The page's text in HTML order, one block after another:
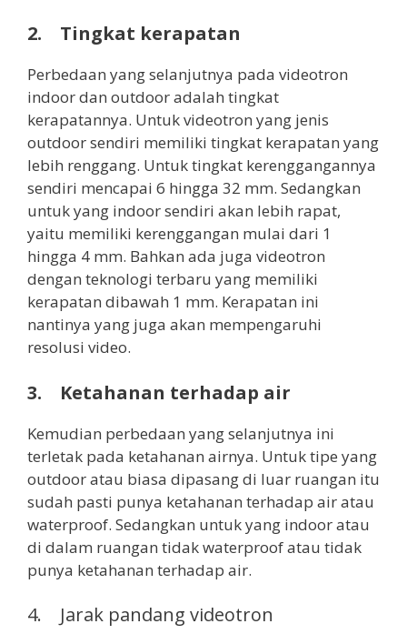
2. Tingkat kerapatan
Perbedaan yang selanjutnya pada videotron
indoor dan outdoor adalah tingkat
kerapatannya. Untuk videotron yang jenis
outdoor sendiri memiliki tingkat kerapatan yang
lebih renggang. Untuk tingkat kerenggangannya
sendiri mencapai 6 hingga 32 mm. Sedangkan
untuk yang indoor sendiri akan lebih rapat,
yaitu memiliki kerenggangan mulai dari 1
hingga 4 mm. Bahkan ada juga videotron
dengan teknologi terbaru yang memiliki
kerapatan dibawah 1 mm. Kerapatan ini
nantinya yang juga akan mempengaruhi
resolusi video.
3. Ketahanan terhadap air
Kemudian perbedaan yang selanjutnya ini
terletak pada ketahanan airnya. Untuk tipe yang
outdoor atau biasa dipasang di luar ruangan itu
sudah pasti punya ketahanan terhadap air atau
waterproof. Sedangkan untuk yang indoor atau
di dalam ruangan tidak waterproof atau tidak
punya ketahanan terhadap air.
4. Jarak pandang videotron